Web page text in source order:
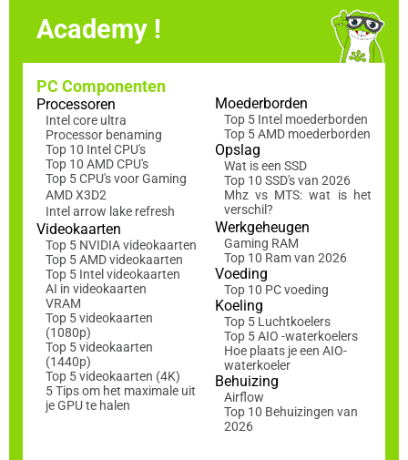
Academy !
PC Componenten
Processoren
Intel core ultra
Processor benaming
Top 10 Intel CPU's
Top 10 AMD CPU's
Top 5 CPU's voor Gaming
AMD X3D2
Intel arrow lake refresh
Videokaarten
Top 5 NVIDIA videokaarten
Top 5 AMD videokaarten
Top 5 Intel videokaarten
AI in videokaarten
VRAM
Top 5 videokaarten
(1080p)
Top 5 videokaarten
(1440p)
Top 5 videokaarten (4K)
5 Tips om het maximale uit
je GPU te halen
Moederborden
Top 5 Intel moederborden
Top 5 AMD moederborden
Opslag
Wat is een SSD
Top 10 SSD's van 2026
Mhz vs MTS: wat is het
verschil?
Werkgeheugen
Gaming RAM
Top 10 Ram van 2026
Voeding
Top 10 PC voeding
Koeling
Top 5 Luchtkoelers
Top 5 AIO -waterkoelers
Hoe plaats je een AIO-
waterkoeler
Behuizing
Airflow
Top 10 Behuizingen van
2026